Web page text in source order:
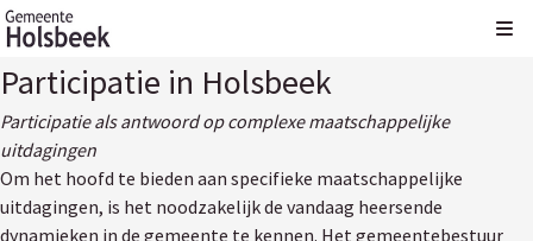
Participatie in Holsbeek
Participatie als antwoord op complexe maatschappelijke
uitdagingen
Om het hoofd te bieden aan specifieke maatschappelijke
uitdagingen, is het noodzakelijk de vandaag heersende
dynamieken in de gemeente te kennen. Het gemeentebestuur